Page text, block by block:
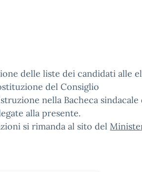
delle liste dei candidati alle
del Consiglio
nella Bacheca sindacale
alla presente.
si rimanda al sito del